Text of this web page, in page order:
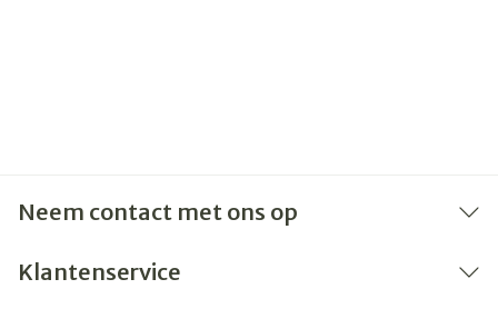
Neem contact met ons op
Klantenservice